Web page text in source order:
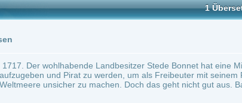
Landbesitzer Stede Bonnet hat eine Midlife-Crisis und beschließt,
zu werden, um als Freibeuter mit seinem Piratenschiff Revenge vor der
machen. Doch das geht nicht gut aus. Basierend auf einer wahren